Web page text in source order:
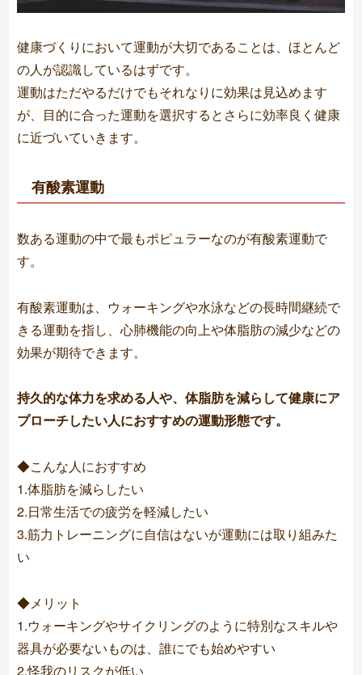
健康づくりにおいて運動が大切であることは、ほとんど
の人が認識しているはずです。
運動はただやるだけでもそれなりに効果は見込めます
が、目的に合った運動を選択するとさらに効率良く健康
に近づいていきます。
有酸素運動
数ある運動の中で最もポピュラーなのが有酸素運動で
す。
有酸素運動は、ウォーキングや水泳などの長時間継続で
きる運動を指し、心肺機能の向上や体脂肪の減少などの
効果が期待できます。
持久的な体力を求める人や、体脂肪を減らして健康にア
プローチしたい人におすすめの運動形態です。
◆こんな人におすすめ
1.体脂肪を減らしたい
2.日常生活での疲労を軽減したい
3.筋力トレーニングに自信はないが運動には取り組みた
い
◆メリット
1.ウォーキングやサイクリングのように特別なスキルや
器具が必要ないものは、誰にでも始めやすい
2.怪我のリスクが低い